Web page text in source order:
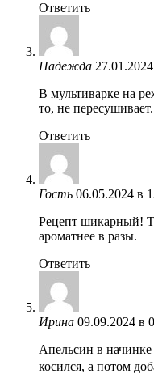
Ответить
Надежда
В мультиварке на
то, не пересушивает.
Ответить
Гость 06.05.2024 в
Рецепт шикарный!
ароматнее в разы.
Ответить
Ирина 09.09.2024 в
Апельсин в
косился, а потом